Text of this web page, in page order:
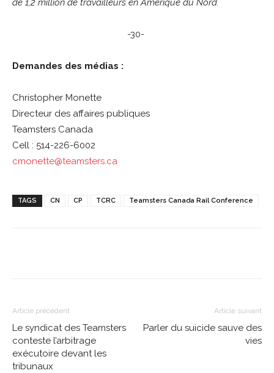
de 1,2 million de travailleurs en Amérique du Nord.
-30-
Demandes des médias :
Christopher Monette
Directeur des affaires publiques
Teamsters Canada
Cell : 514-226-6002
cmonette@teamsters.ca
TAGS CN CP TCRC Teamsters Canada Rail Conference
Article précédent
Le syndicat des Teamsters
conteste l’arbitrage
exécutoire devant les
tribunaux
Article suivant
Parler du suicide sauve des
vies